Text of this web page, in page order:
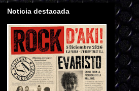
Noticia destacada